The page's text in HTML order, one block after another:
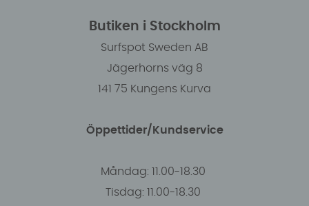
Butiken i Stockholm
Surfspot Sweden AB
Jägerhorns väg 8
141 75 Kungens Kurva
Öppettider/Kundservice
Måndag: 11.00-18.30
Tisdag: 11.00-18.30